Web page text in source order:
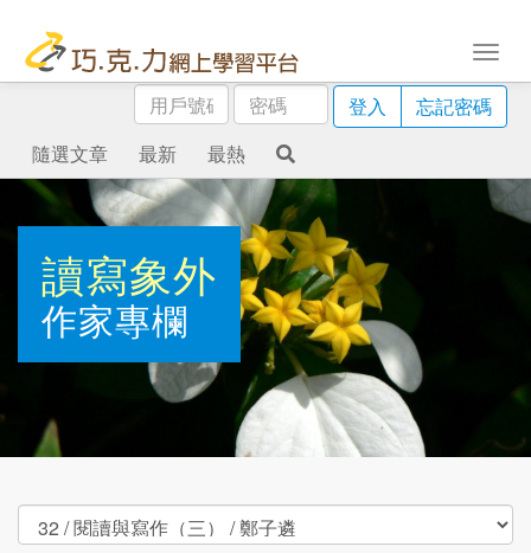
用
戶
號
碼
密
碼
登入
忘記密碼
隨選文章
最新 最熱
讀寫象外
作家專欄